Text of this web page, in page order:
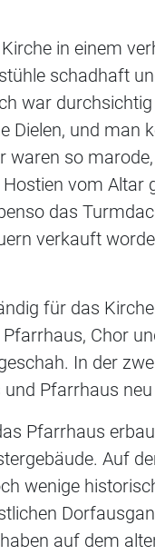
in einem
schadhaft
war
Dielen, und man
waren so
vom Altar
das
verkauft
für das
Chor
In der
Pfarrhaus
Pfarrhaus
Auf
wenige
auf dem